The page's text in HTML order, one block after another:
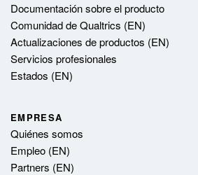
Documentación sobre el producto
Comunidad de Qualtrics (EN)
Actualizaciones de productos (EN)
Servicios profesionales
Estados (EN)
EMPRESA
Quiénes somos
Empleo (EN)
Partners (EN)